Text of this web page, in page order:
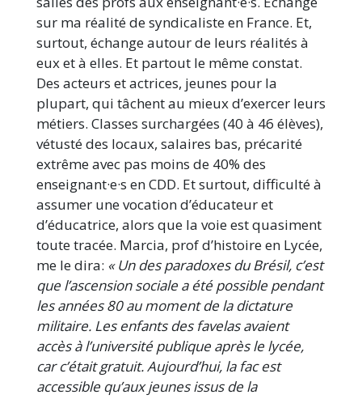
sur ma réalité de syndicaliste en France. Et,
surtout, échange autour de leurs réalités à
eux et à elles. Et partout le même constat.
Des acteurs et actrices, jeunes pour la
plupart, qui tâchent au mieux d’exercer leurs
métiers. Classes surchargées (40 à 46 élèves),
vétusté des locaux, salaires bas, précarité
extrême avec pas moins de 40% des
enseignant·e·s en CDD. Et surtout, difficulté à
assumer une vocation d’éducateur et
d’éducatrice, alors que la voie est quasiment
toute tracée. Marcia, prof d’histoire en Lycée,
me le dira: « Un des paradoxes du Brésil, c’est
que l’ascension sociale a été possible pendant
les années 80 au moment de la dictature
militaire. Les enfants des favelas avaient
accès à l’université publique après le lycée,
car c’était gratuit. Aujourd’hui, la fac est
accessible qu’aux jeunes issus de la